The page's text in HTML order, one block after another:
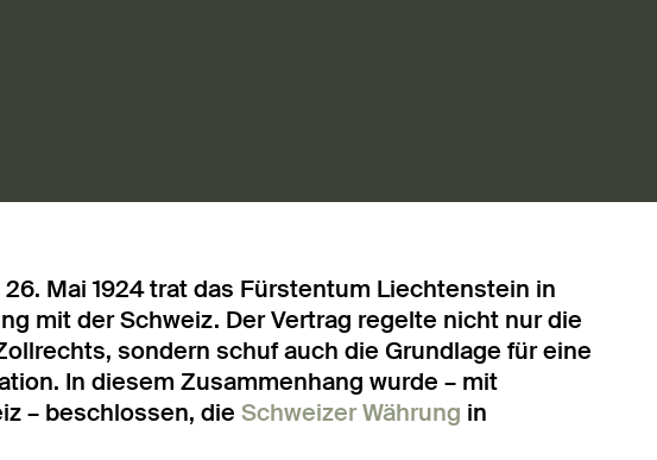
Mai 1924 trat das Fürstentum Liechtenstein in
mit der Schweiz. Der Vertrag regelte nicht nur die
sondern schuf auch die Grundlage für eine
In diesem Zusammenhang wurde – mit
– beschlossen, dieSchweizer Währung in